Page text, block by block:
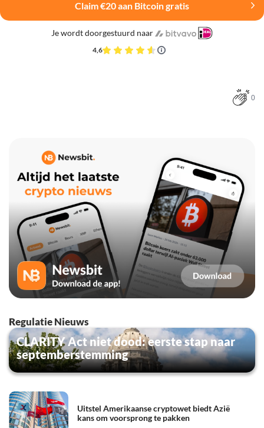
Claim €20 aan Bitcoin gratis
Je wordt doorgestuurd naar
4,6
0
Regulatie Nieuws
CLARITY Act niet dood: eerste stap naar
septemberstemming
Uitstel Amerikaanse cryptowet biedt Azië
kans om voorsprong te pakken